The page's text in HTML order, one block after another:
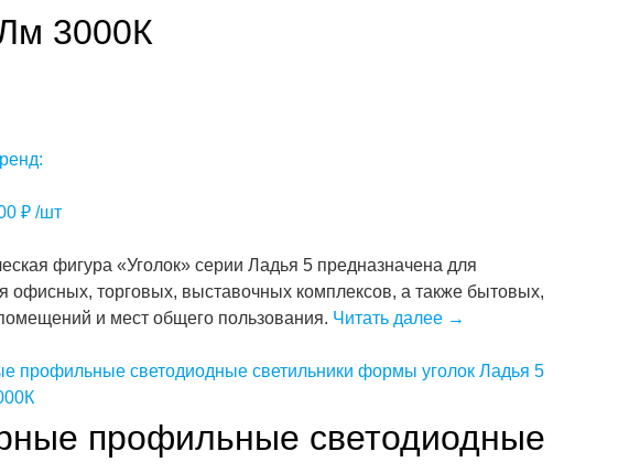
3000К
₽ /шт
фигура «Уголок» серии Ладья 5 предназначена для
офисных, торговых, выставочных комплексов, а также бытовых,
и мест общего пользования. Читать далее →
профильные светодиодные